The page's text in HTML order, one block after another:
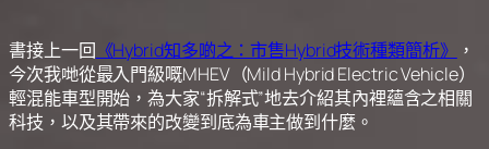
書接上一回 《Hybrid知多啲之：市售Hybrid技術種類簡析》
，
今次我哋從最入門級嘅MHEV（Mild Hybrid Electric Vehicle）
輕混能車型開始，為大家“拆解式”地去介紹其內裡蘊含之相關
科技，以及其帶來的改變到底為車主做到什麼。